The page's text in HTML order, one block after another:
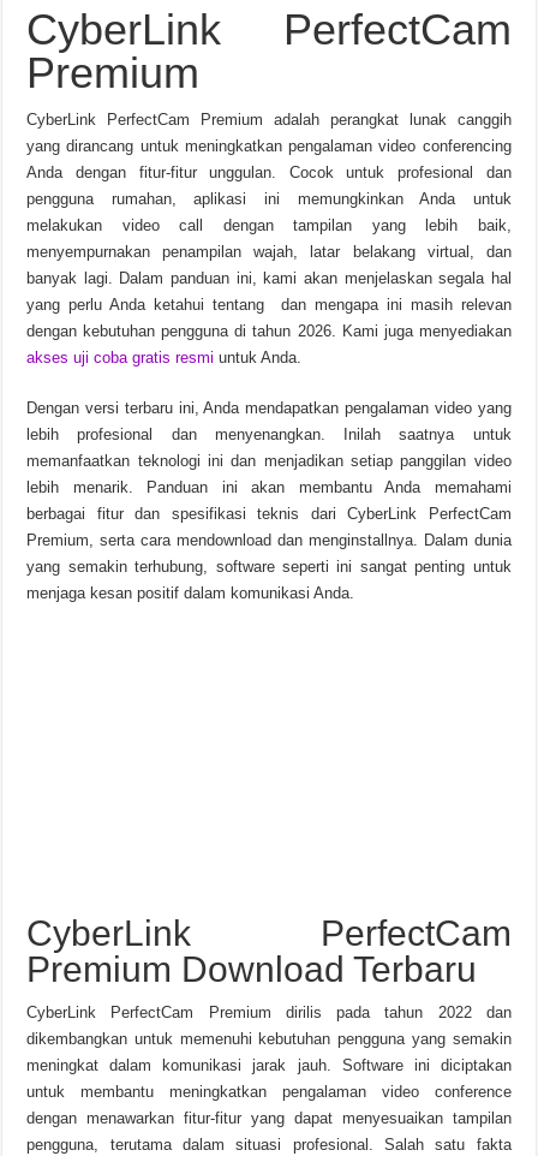
Chinese Frontiers v2.3.2582 Unduhan Gratis
CyberLink PerfectCam
Premium
CyberLink PerfectCam Premium adalah perangkat lunak canggih
yang dirancang untuk meningkatkan pengalaman video conferencing
Anda dengan fitur-fitur unggulan. Cocok untuk profesional dan
pengguna rumahan, aplikasi ini memungkinkan Anda untuk
melakukan video call dengan tampilan yang lebih baik,
menyempurnakan penampilan wajah, latar belakang virtual, dan
banyak lagi. Dalam panduan ini, kami akan menjelaskan segala hal
yang perlu Anda ketahui tentang dan mengapa ini masih relevan
dengan kebutuhan pengguna di tahun 2026. Kami juga menyediakan
akses uji coba gratis resmi untuk Anda.
Dengan versi terbaru ini, Anda mendapatkan pengalaman video yang
lebih profesional dan menyenangkan. Inilah saatnya untuk
memanfaatkan teknologi ini dan menjadikan setiap panggilan video
lebih menarik. Panduan ini akan membantu Anda memahami
berbagai fitur dan spesifikasi teknis dari CyberLink PerfectCam
Premium, serta cara mendownload dan menginstallnya. Dalam dunia
yang semakin terhubung, software seperti ini sangat penting untuk
menjaga kesan positif dalam komunikasi Anda.
CyberLink PerfectCam
Premium Download Terbaru
CyberLink PerfectCam Premium dirilis pada tahun 2022 dan
dikembangkan untuk memenuhi kebutuhan pengguna yang semakin
meningkat dalam komunikasi jarak jauh. Software ini diciptakan
untuk membantu meningkatkan pengalaman video conference
dengan menawarkan fitur-fitur yang dapat menyesuaikan tampilan
pengguna, terutama dalam situasi profesional. Salah satu fakta